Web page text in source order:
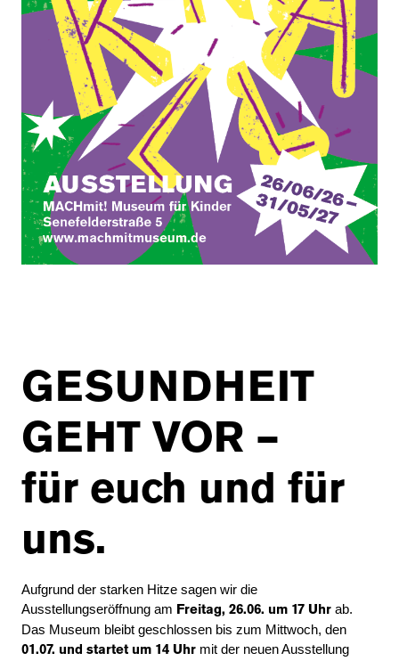
GESUNDHEIT
GEHT VOR –
für euch und für
uns.
Aufgrund der starken Hitze sagen wir die
Ausstellungseröffnung am Freitag, 26.06. um 17 Uhr ab.
Das Museum bleibt geschlossen bis zum Mittwoch, den
01.07. und startet um 14 Uhr mit der neuen Ausstellung